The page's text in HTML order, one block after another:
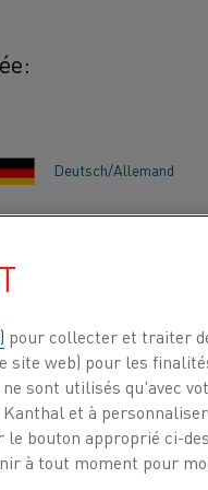
Deutsch/Allemand
:
que de
chauffants
telles que
ciel, etc.
pour collecter et traiter
site web) pour les
sont utilisés qu'avec
et à
bouton approprié ci-
à tout moment pour